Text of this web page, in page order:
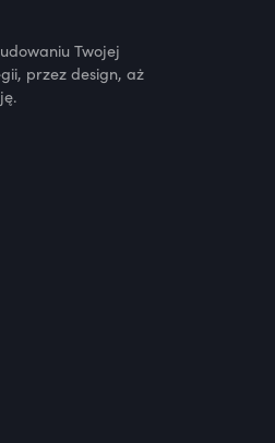
Twojej
przez design, aż